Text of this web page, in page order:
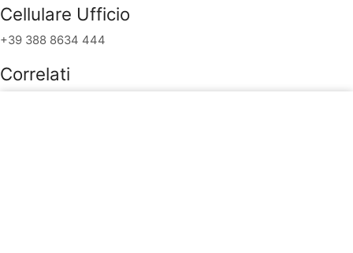
Cellulare Ufficio
+39 388 8634 444
Correlati